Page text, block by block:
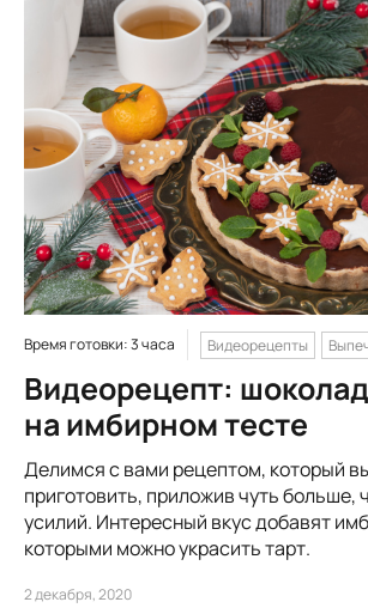
Время готовки: 3 часа Видеорецепты
Видеорецепт:
на имбирном тесте
Делимся с вами рецептом, который
приготовить, приложив чуть
усилий. Интересный вкус добавят
которыми можно украсить тарт.
2 декабря, 2020